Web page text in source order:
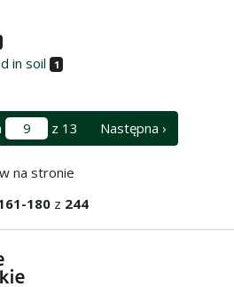
in soil 1
z 13 Następna ›
na stronie
180 z 244